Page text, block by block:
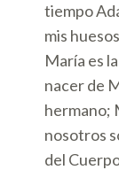
tiempo
mis
María es
nacer de
hermano;
nosotros
del